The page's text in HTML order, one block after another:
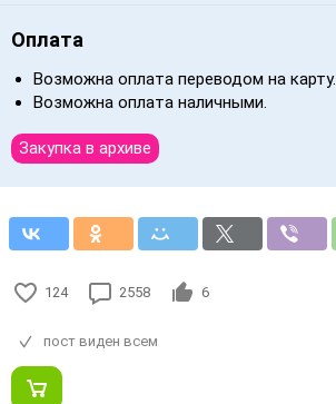
Оплата
Возможна оплата переводом на карту.
Возможна оплата наличными.
Закупка в архиве
124 2558 6
пост виден всем